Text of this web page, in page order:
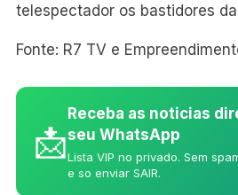
telespectador os bastidores
Fonte: R7 TV e
📩
Receba as noticias
seu WhatsApp
Lista VIP no privado. Sem
e so enviar SAIR.